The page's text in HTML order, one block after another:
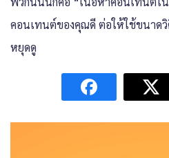
คอนเทนต์ของคุณดี ต่อให้ใช้ขนาด
หยุดดู